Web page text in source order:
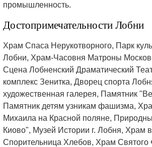
промышленность.
Достопримечательности Лобни
Храм Спаса Нерукотворного, Парк
Лобни, Храм-Часовня Матроны
Сцена Лобненский Драматический
комплекс Зенитка, Дворец спорта
художественная галерея, Памятник
Памятник детям узникам фашизма,
Михаила на Красной поляне,
Киово", Музей Истории г. Лобня, Храм
Спорительница Хлебов, Храм Святого